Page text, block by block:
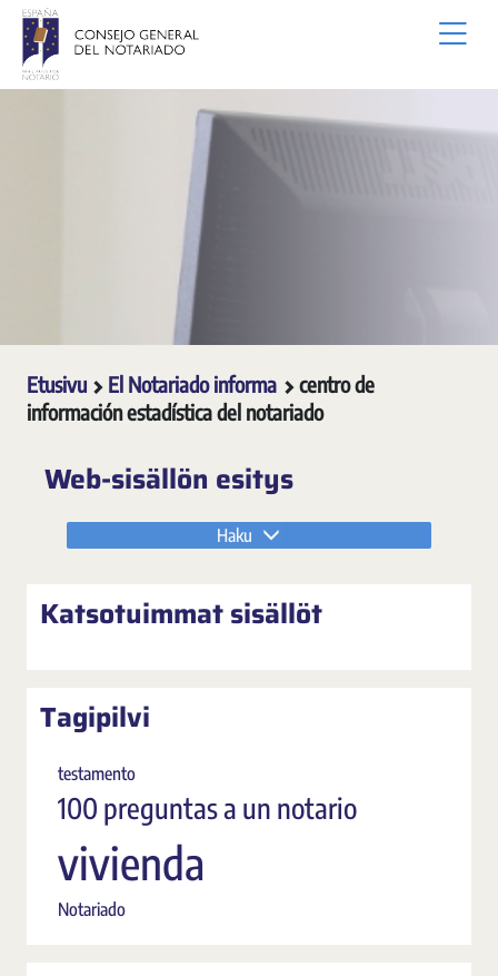
Siirry pääsisältöön
Etusivu El Notariado informa
centro de
información estadística del notariado
Web-sisällön esitys
Haku
Katsotuimmat sisällöt
Tagipilvi
testamento
100 preguntas a un notario
vivienda
Notariado